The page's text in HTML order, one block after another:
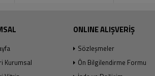
Kurumsal
ONLINE ALIŞVERİŞ
Sözleşmeler
Ön Bilgilendirme Formu